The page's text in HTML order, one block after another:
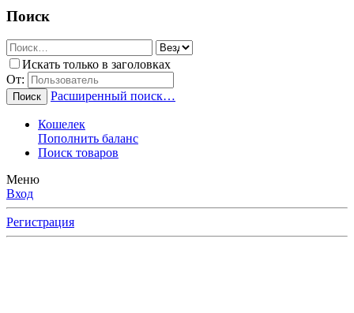
Поиск
Искать только в заголовках
От:
Поиск Расширенный поиск…
Кошелек
Пополнить баланс
Поиск товаров
Меню
Вход
Регистрация